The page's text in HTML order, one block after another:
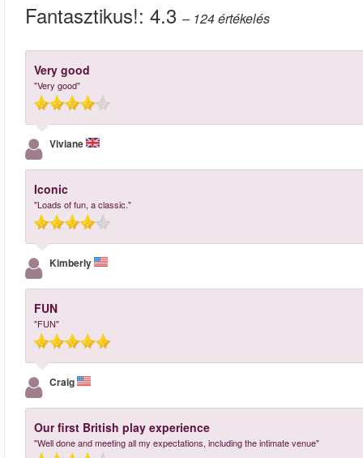
Fantasztikus!: 4.3 – 124értékelés
Very good
"Very good"
Viviane
Iconic
"Loads of fun, a classic."
Kimberly
FUN
"FUN"
Craig
Our first British play experience
"Well done and meeting all my expectations, including the intimate venue"